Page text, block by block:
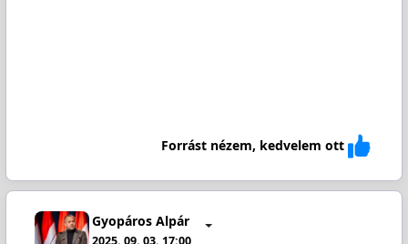
Forrást nézem, kedvelem ott
Gyopáros Alpár
2025. 09. 03. 17:00